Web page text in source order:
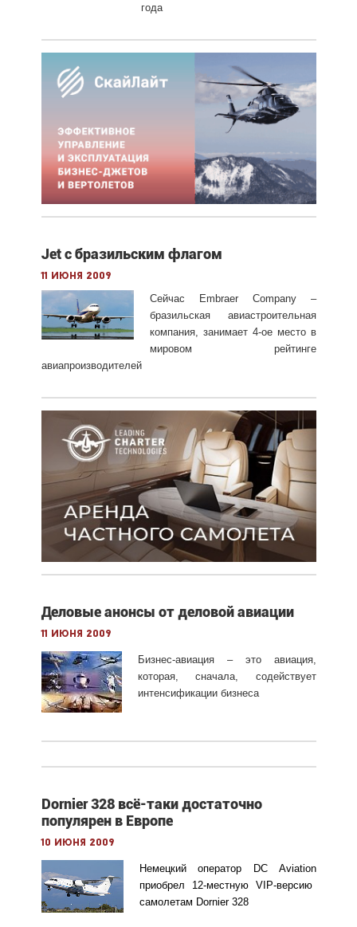
года
Jet с бразильским флагом
11 июня 2009
Сейчас Embraer Company –
бразильская авиастроительная
компания, занимает 4-ое место в
мировом рейтинге
авиапроизводителей
Деловые анонсы от деловой авиации
11 июня 2009
Бизнес-авиация – это авиация,
которая, сначала, содействует
интенсификации бизнеса
Dornier 328 всё-таки достаточно
популярен в Европе
10 июня 2009
Немецкий оператор DC
Aviation
приобрел 12-местную VIP-версию
самолетам Dornier328